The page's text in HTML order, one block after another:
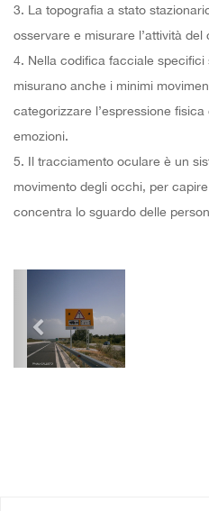
3. La topografia a stato
osservare e misurare l’attività del
4. Nella codifica facciale specifici
misurano anche i minimi
categorizzare l’espressione
emozioni.
5. Il tracciamento oculare è un
movimento degli occhi, per
concentra lo sguardo delle